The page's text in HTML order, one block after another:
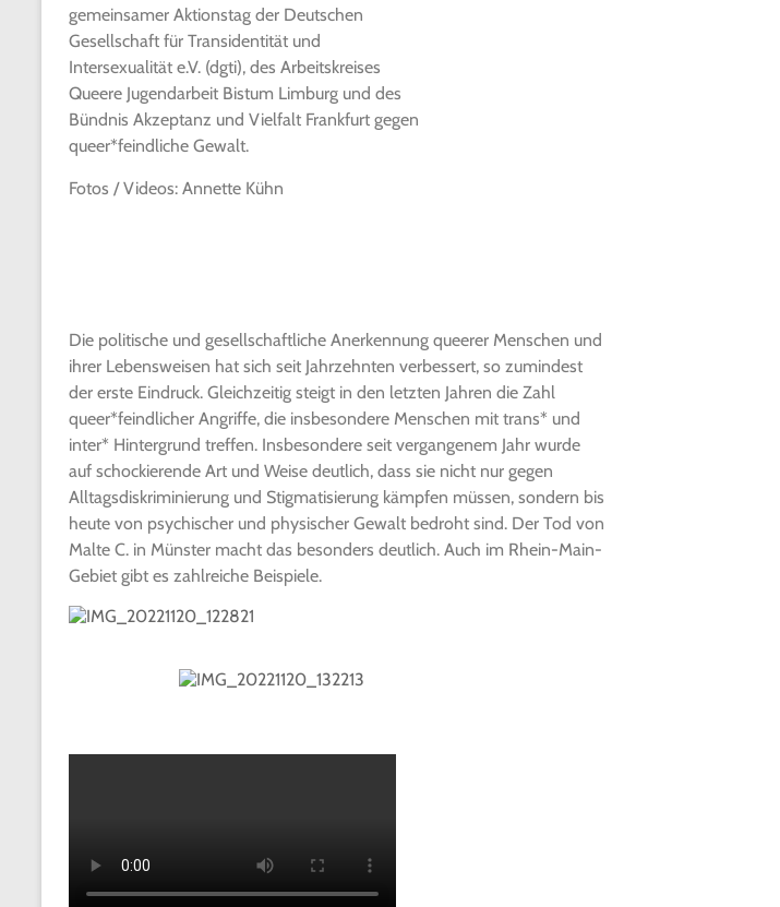
gemeinsamer Aktionstag der Deutschen
Gesellschaft für Transidentität und
Intersexualität e.V. (dgti), des Arbeitskreises
Queere Jugendarbeit Bistum Limburg und des
Bündnis Akzeptanz und Vielfalt Frankfurt gegen
queer*feindliche Gewalt.
Fotos / Videos: Annette Kühn
Die politische und gesellschaftliche Anerkennung queerer Menschen und
ihrer Lebensweisen hat sich seit Jahrzehnten verbessert, so zumindest
der erste Eindruck. Gleichzeitig steigt in den letzten Jahren die Zahl
queer*feindlicher Angriffe, die insbesondere Menschen mit trans* und
inter* Hintergrund treffen. Insbesondere seit vergangenem Jahr wurde
auf schockierende Art und Weise deutlich, dass sie nicht nur gegen
Alltagsdiskriminierung und Stigmatisierung kämpfen müssen, sondern bis
heute von psychischer und physischer Gewalt bedroht sind. Der Tod von
Malte C. in Münster macht das besonders deutlich. Auch im Rhein-Main-
Gebiet gibt es zahlreiche Beispiele.